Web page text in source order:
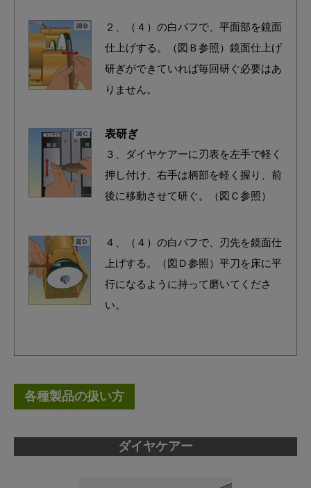
２、（４）の白バフで、平面部を鏡面
仕上げする。（図Ｂ参照）鏡面仕上げ
研ぎができていれば毎回研ぐ必要はあ
りません。
表研ぎ
３、ダイヤケアーに刃表を左手で軽く
押し付け、右手は柄部を軽く握り、前
後に移動させて研ぐ。（図Ｃ参照）
４、（４）の白バフで、刃先を鏡面仕
上げする。（図Ｄ参照）平刀を床に平
行になるように持って磨いてくださ
い。
各種製品の扱い方
ダイヤケアー